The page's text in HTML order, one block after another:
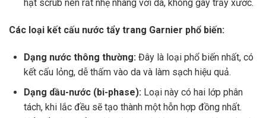
hạt scrub nên rất nhẹ nhàng với da, không gây trầy xước.
Các loại kết cấu nước tẩy trang Garnier phổ biến:
Dạng nước thông thường: Đây là loại phổ biến nhất, có
kết cấu lỏng, dễ thấm vào da và làm sạch hiệu quả.
Dạng dầu-nước (bi-phase): Loại này có hai lớp phân
tách, khi lắc đều sẽ tạo thành một hỗn hợp đồng nhất.